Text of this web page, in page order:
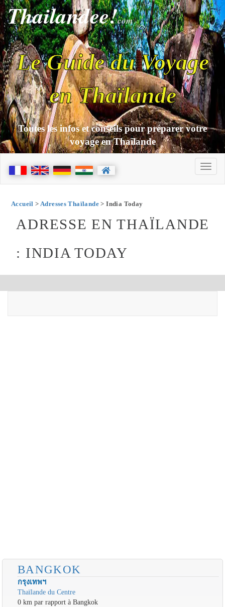
Thailandee!com
Le Guide du Voyage
en Thaïlande
Toutes les infos et conseils pour préparer votre
voyage en Thaïlande
Accueil > Adresses Thaïlande > India Today
ADRESSE EN THAÏLANDE
: INDIA TODAY
BANGKOK
กรุงเทพฯ
Thaïlande du Centre
0 km par rapport à Bangkok